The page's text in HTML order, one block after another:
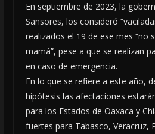
En septiembre de 2023, la
Sansores, los consideró
realizados el 19 de ese mes “no
mamá”, pese a que se realizan
en caso de emergencia.
En lo que se refiere a este año,
hipótesis las afectaciones
para los Estados de Oaxaca y
fuertes para Tabasco, Veracruz,